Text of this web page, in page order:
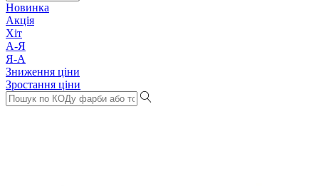
Новинка
Акція
Хіт
А-Я
Я-А
Зниження ціни
Зростання ціни